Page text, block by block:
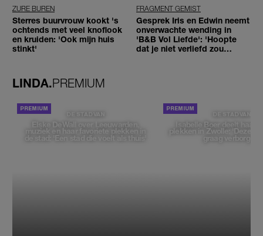
ZURE BUREN
Sterres buurvrouw kookt 's
ochtends met veel knoflook
en kruiden: 'Ook mijn huis
stinkt'
FRAGMENT GEMIST
Gesprek Iris en Edwin neemt
onverwachte wending in
'B&B Vol Liefde': 'Hoopte
dat je niet verliefd zou
LINDA.PREMIUM
DE STAD VAN
Elske DeWall over Leeuwarden,
muziek en haar favoriete plekken in
de stad: 'Een stad die voelt als thuis'
DE STAD VAN
Isabelle Boer deelt haar
plekken in Zwolle: 'Deze
graag verborgen'